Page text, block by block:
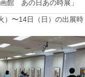
館 あの日あの時展」
）〜14日（日）の出展時